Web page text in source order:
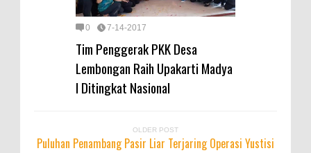
0 7-14-2017
Tim Penggerak PKK Desa
Lembongan Raih Upakarti Madya
I Ditingkat Nasional
OLDER POST
Puluhan Penambang Pasir Liar Terjaring Operasi Yustisi